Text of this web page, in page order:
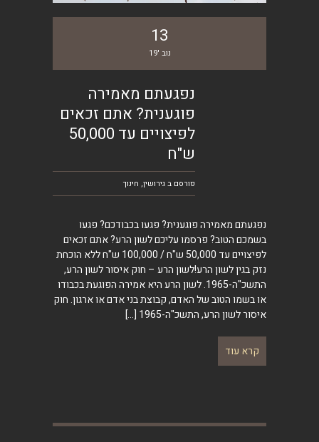
13
נוב '19
נפגעתם מאמירה
פוגענית? אתם זכאים
לפיצויים עד 50,000
ש"ח
פורסם בגירושין, חינוך
נפגעתם מאמירה פוגענית? פגעו בכבודכם? פגעו
בשמכם הטוב? פרסמו עליכם לשון הרע? אתם זכאים
לפיצויים עד 50,000 ש"ח / 100,000 ש"ח ללא הוכחת
נזק בגין לשון הרע!לשון הרע – חוק איסור לשון הרע,
התשכ"ה-1965. לשון הרע היא אמירה הפוגעת בכבודו
או בשמו הטוב של האדם, קבוצת בני אדם או ארגון. חוק
איסור לשון הרע, התשכ"ה-1965
[…]
קרא עוד